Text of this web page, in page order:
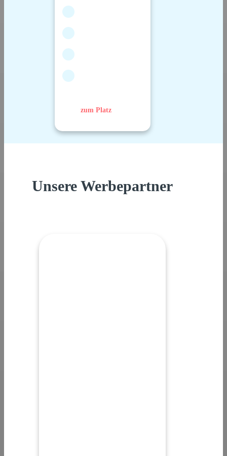
zum Platz
Unsere Werbepartner